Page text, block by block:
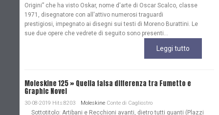
Origini” che ha visto Oskar, nome d'arte di Oscar Scalco, classe
1971, disegnatore con all'attivo numerosi traguardi
prestigiosi, impegnato ai disegni sui testi di Moreno Burattini. Le
sue due opere che vedrete di seguito sono presenti...
Leggi tutto
Moleskine 125 » Quella falsa differenza tra Fumetto e
Graphic Novel
30-08-2019 Hits:8203 Moleskine Conte di Cagliostro
Sottotitolo: Artibani e Recchioni avanti, dietro tutti quanti (Plazzi